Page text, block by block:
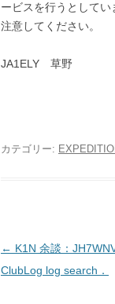
ービスを行うとして
注意してください。
JA1ELY 草野
カテゴリー:
投
稿
← K1N 余談：
ClubLog log search．